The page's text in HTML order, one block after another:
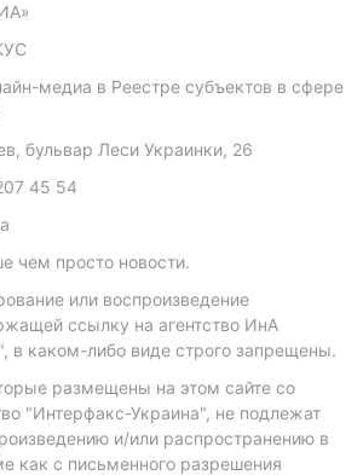
медиа в Реестре субъектов в сфере
бульвар Леси Украинки, 26
45 54
чем просто новости.
или воспроизведение
ссылку на агентство ИнА
в каком-либо виде строго запрещены.
размещены на этом сайте со
"Интерфакс-Украина", не подлежат
и/или распространению в
как с письменного разрешения